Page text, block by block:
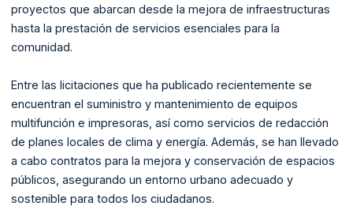
proyectos que abarcan desde la mejora de infraestructuras
hasta la prestación de servicios esenciales para la
comunidad.
Entre las licitaciones que ha publicado recientemente se
encuentran el suministro y mantenimiento de equipos
multifunción e impresoras, así como servicios de redacción
de planes locales de clima y energía. Además, se han llevado
a cabo contratos para la mejora y conservación de espacios
públicos, asegurando un entorno urbano adecuado y
sostenible para todos los ciudadanos.